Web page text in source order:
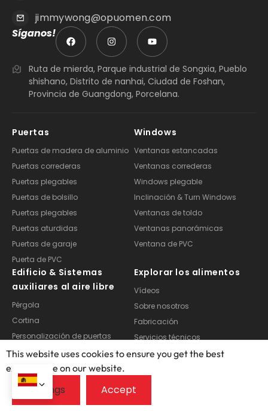
jimmywong@opuomen.com
Síganos!
Ruta de mierda, Parque industrial de Songxia, Pueblo
shishano, Distrito de nanhai, Ciudad de Foshan,
Provincia de Guangdong, Porcelana.
Puertas
Puertas de madera de aluminio
Puertas correderas
Puertas plegables
Puertas de bolsillo
Puertas plegables
Puertas aturdidas
Puertas de garaje
Puerta de PVC
Windows
Ventanas estancadas
Ventanas correderas
Windows plegable
Inclinación & Turn Windows
Ventanas de toldo
Ventanas panorámicas
Ventana de PVC
Edificio & Sistemas
auxiliares al aire libre
Pérgola
Cortina
Personalización de puertas
Personalización de Windows
Personalización de la terraza
Explorar los alimentos
Vídeos
Sobre nosotros
Fabricación
Servicios técnicos
Estudios de caso
This website uses cookies to ensure you get the best
exprerience on our website.